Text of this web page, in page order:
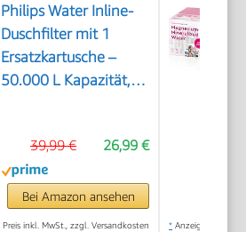
Philips Water Inline-
Duschfilter mit 1
Ersatzkartusche –
50.000 L Kapazität,
Standardschläuche
und -armaturen,
Chrom
26,99 €
39,99 €
Bei Amazon ansehen
Preis inkl. MwSt., zzgl. Versandkosten * Anzeige